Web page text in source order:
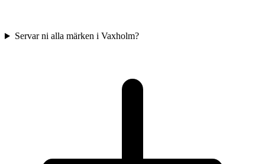
Servar ni alla märken i Vaxholm?